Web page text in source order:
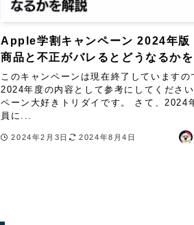
Apple学割キャンペーン 2024年
商品と不正がバレるとどうなるか
このキャンペーンは現在終了していますの
2024年度の内容として参考にしてくださ
ペーン大好きトリダイです。 さて、2024
員に...
2024年2月3日 2024年8月4日